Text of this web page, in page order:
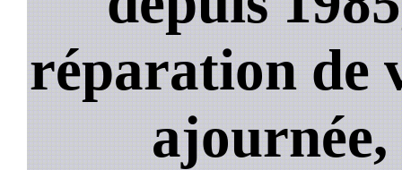
réparation de